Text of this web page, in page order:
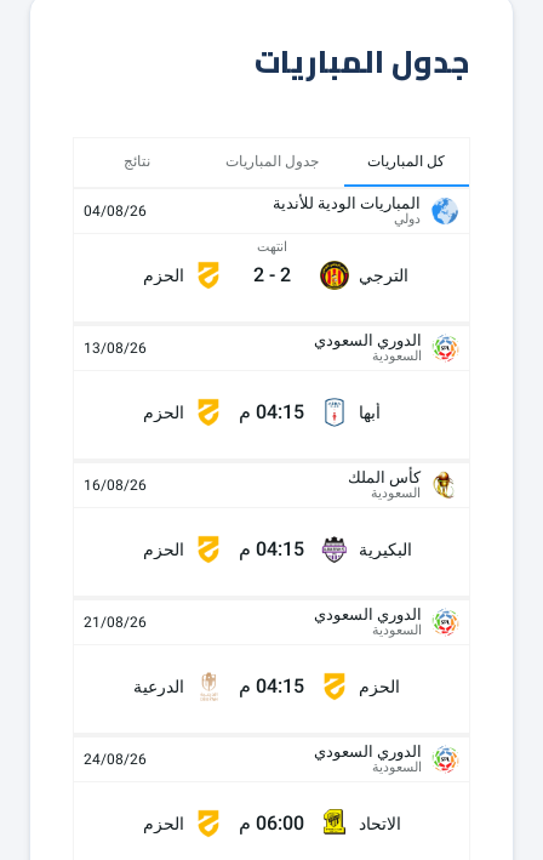
جدول المباريات
كل المباريات جدول المباريات نتائج
المباريات الودية للأندية
دولي 04/08/26
الترجي
انتهت
2
-
2 الحزم
الدوري السعودي
السعودية 13/08/26
أبها 04:15 م الحزم
كأس الملك
السعودية 16/08/26
البكيرية 04:15 م الحزم
الدوري السعودي
السعودية 21/08/26
الحزم 04:15 م الدرعية
الدوري السعودي
السعودية 24/08/26
الاتحاد 06:00 م الحزم